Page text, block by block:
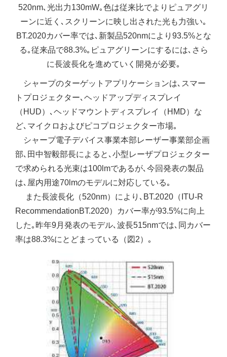
520nm､光出力130mW｡色は従来比でよりピュアグリ
ーンに近く､スクリーンに映し出された光も力強い｡
BT.2020カバー率では､新製品520nmにより93.5%とな
る｡従来品で88.3%｡ピュアグリーンにするには､さら
に長波長化を進めていく開発が必要｡
シャープのターゲットアプリケーションは､スマー
トプロジェクター､ヘッドアップディスプレイ
（HUD）､ヘッドマウントディスプレイ（HMD）な
ど､マイクロおよびピコプロジェクター市場｡
シャープ電子デバイス事業本部レーザー事業部企画
部､田中智毅部長によると､小型レーザプロジェクター
で求められる光束は100lmであるが､今回発表の製品
は､屋内用途70lmのモデルに対応している｡
また長波長化（520nm）により､BT.2020（ITU-R
RecommendationBT.2020）カバー率が93.5%に向上
した｡昨年9月発表のモデル､波長515nmでは､同カバー
率は88.3%にとどまっている（図2）｡